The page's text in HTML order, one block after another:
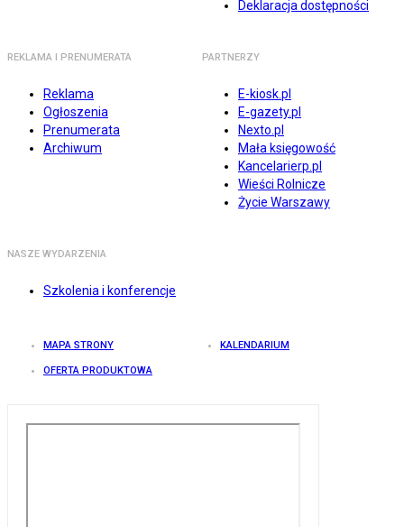
Deklaracja dostępności
REKLAMA I PRENUMERATA
Reklama
Ogłoszenia
Prenumerata
Archiwum
PARTNERZY
E-kiosk.pl
E-gazety.pl
Nexto.pl
Mała księgowość
Kancelarierp.pl
Wieści Rolnicze
Życie Warszawy
NASZE WYDARZENIA
Szkolenia i konferencje
MAPA STRONY KALENDARIUM
OFERTA PRODUKTOWA